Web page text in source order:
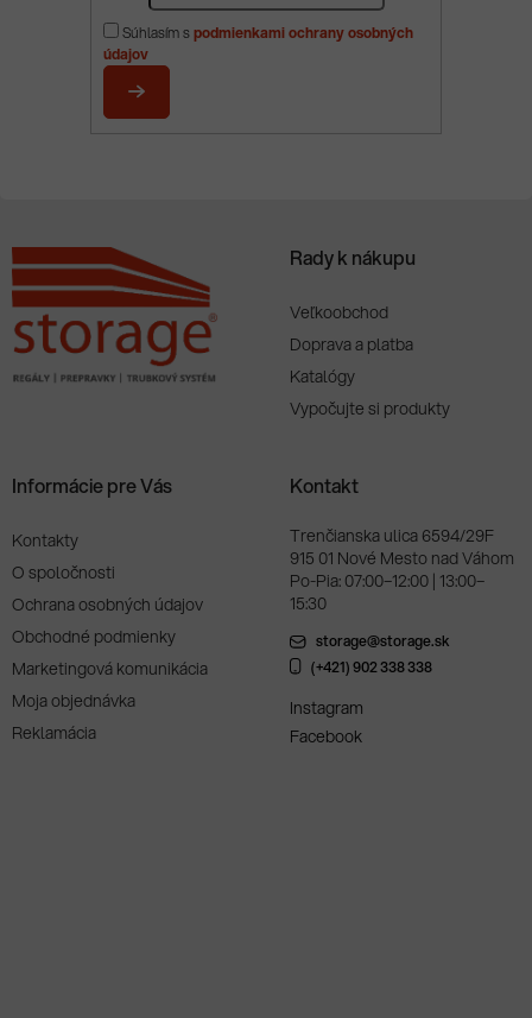
Súhlasím spodmienkami ochrany osobných
údajov
PRIHLÁSIŤ
Rady k nákupu
Veľkoobchod
Doprava a platba
Katalógy
Vypočujte si produkty
Informácie pre Vás
Kontakty
O spoločnosti
Ochrana osobných údajov
Obchodné podmienky
Marketingová komunikácia
Moja objednávka
Reklamácia
Kontakt
Trenčianska ulica 6594/29F
915 01 Nové Mesto nad Váhom
Po-Pia: 07:00–12:00 | 13:00–
15:30
storage@storage.sk
(+421) 902 338 338
Instagram
Facebook